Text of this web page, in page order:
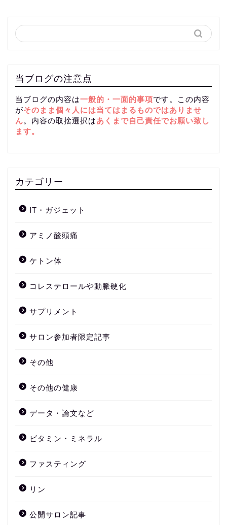
当ブログの注意点
当ブログの内容は一般的・一面的事項です。この内容
がそのまま個々人には当てはまるものではありませ
ん。内容の取捨選択はあくまで自己責任でお願い致し
ます。
カテゴリー
IT・ガジェット
アミノ酸頭痛
ケトン体
コレステロールや動脈硬化
サプリメント
サロン参加者限定記事
その他
その他の健康
データ・論文など
ビタミン・ミネラル
ファスティング
リン
公開サロン記事